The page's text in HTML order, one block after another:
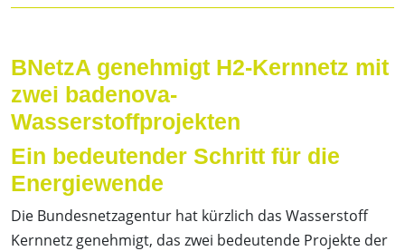
BNetzA genehmigt H2-Kernnetz mit
zwei badenova-
Wasserstoffprojekten
Ein bedeutender Schritt für die
Energiewende
Die Bundesnetzagentur hat kürzlich das Wasserstoff
Kernnetz genehmigt, das zwei bedeutende Projekte der